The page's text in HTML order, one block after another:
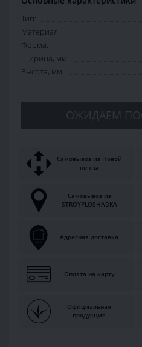
Тип:
Материал:
Форма:
Ширина, мм:
Высота, мм:
ОЖИДАЕМ
Самовывоз из Новой
почты
Самовывоз из
STROYPLOSHADKA
Адресная доставка
Оплата на карту
Официальная
продукция